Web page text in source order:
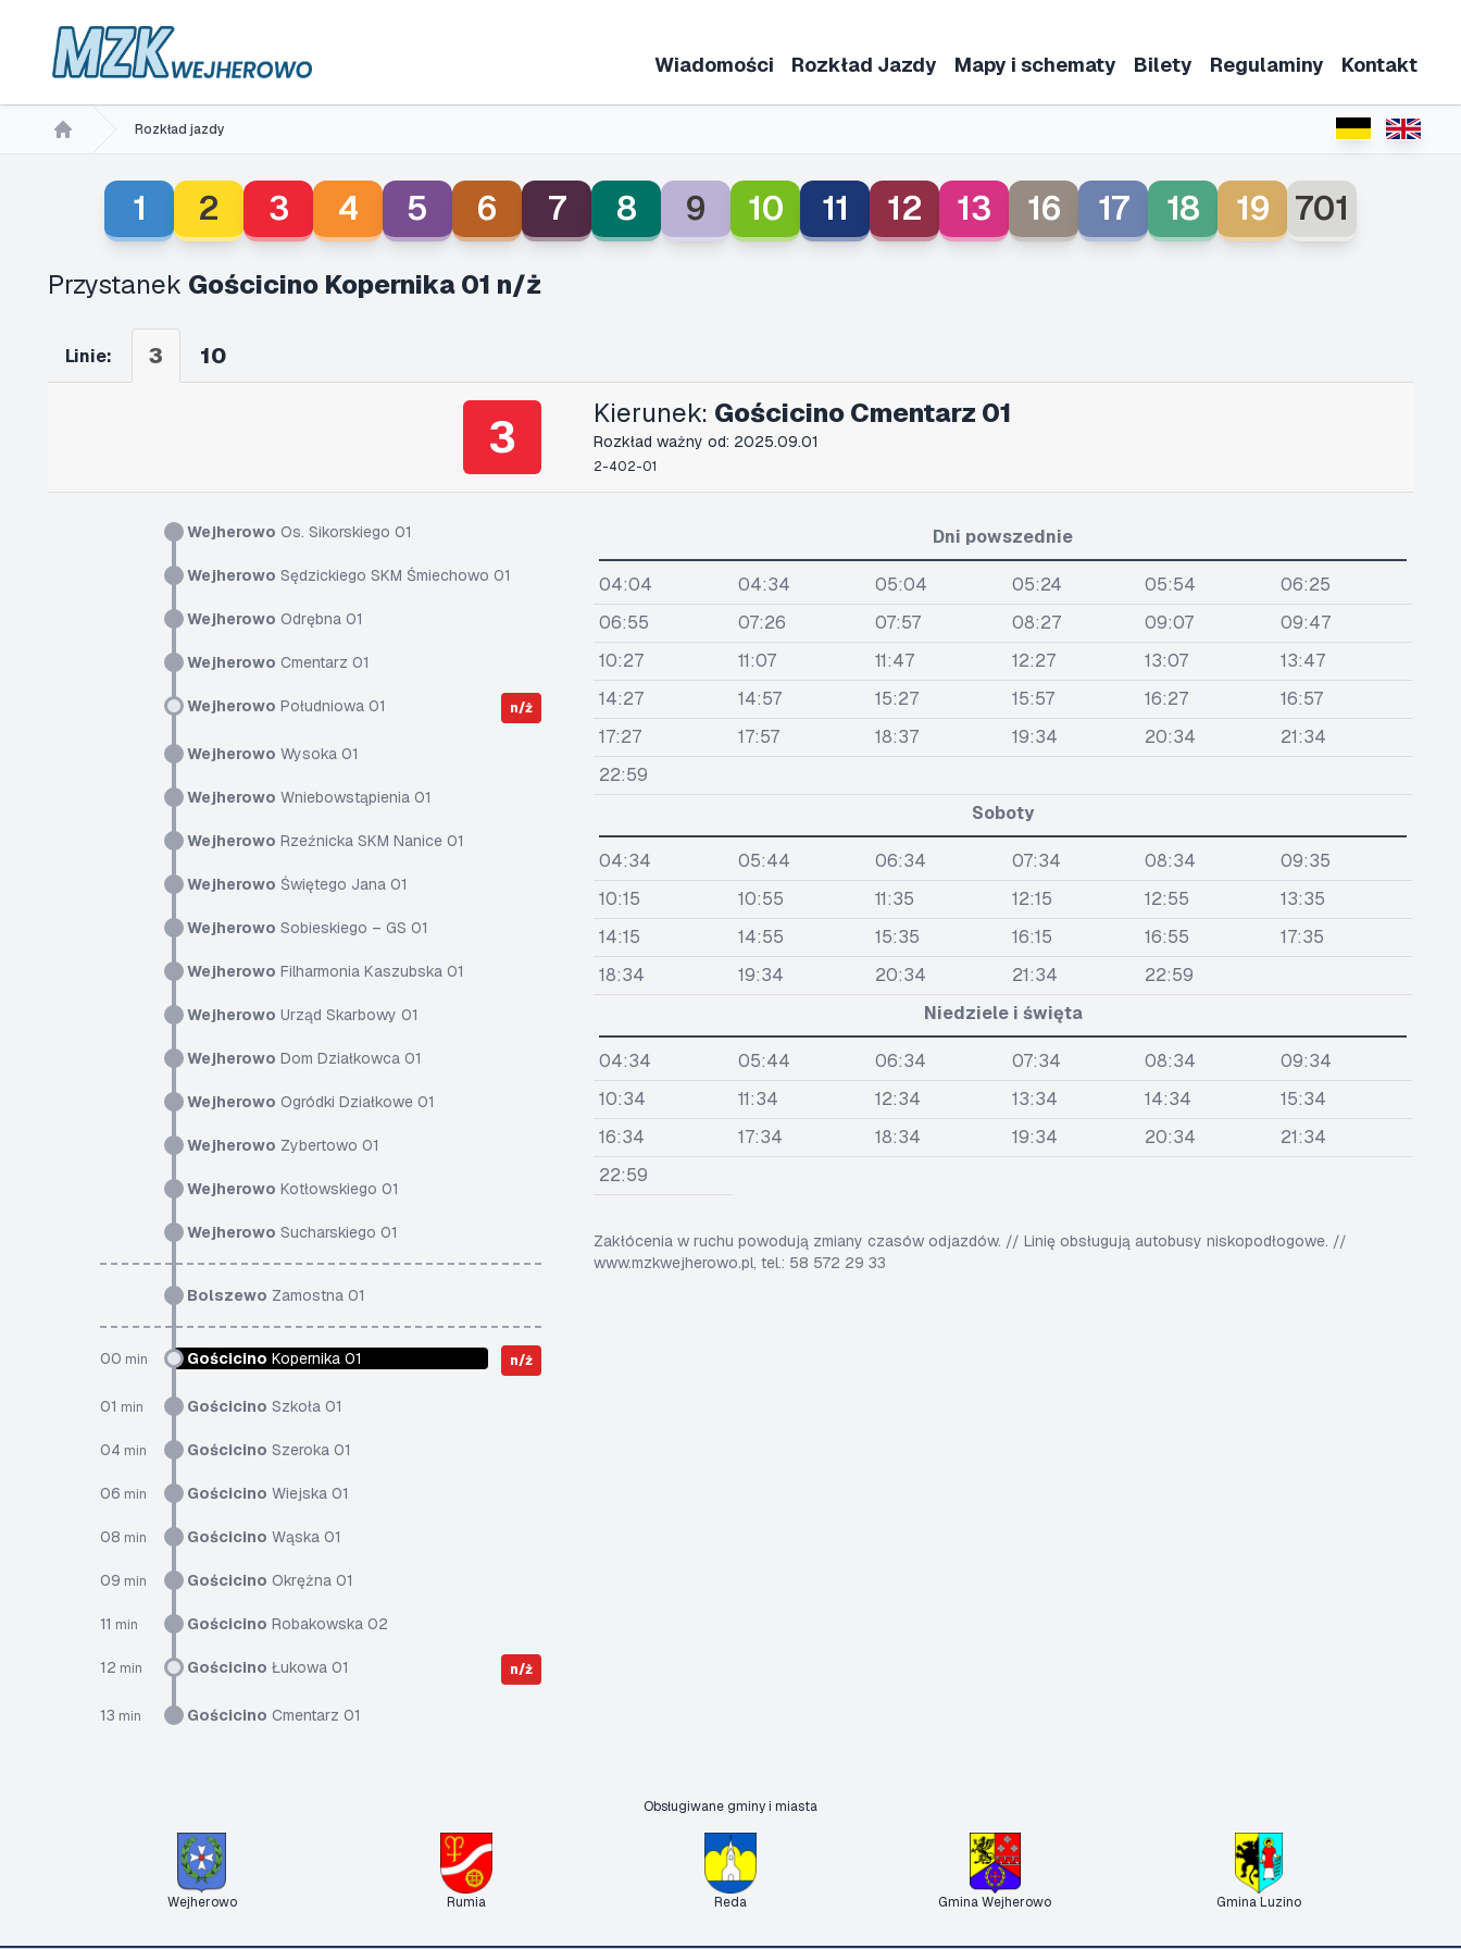
Wiadomości Rozkład Jazdy Mapy i schematy Bilety Regulaminy Kontakt
Rozkład jazdy
1 2 3 4 5 6 7 8 9 10 11 12 13 16 17 18 19 701
Przystanek Gościcino Kopernika 01 n/ż
Linie: 3 10
3 Kierunek: Gościcino Cmentarz 01
Rozkład ważny od: 2025.09.01
2-402-01
Wejherowo Os. Sikorskiego 01
Wejherowo Sędzickiego SKM Śmiechowo 01
Wejherowo Odrębna 01
Wejherowo Cmentarz 01
Wejherowo Południowa 01 n/ż
Wejherowo Wysoka 01
Wejherowo Wniebowstąpienia 01
Wejherowo Rzeźnicka SKM Nanice 01
Wejherowo Świętego Jana 01
Wejherowo Sobieskiego – GS 01
Wejherowo Filharmonia Kaszubska 01
Wejherowo Urząd Skarbowy 01
Wejherowo Dom Działkowca 01
Wejherowo Ogródki Działkowe 01
Wejherowo Zybertowo 01
Wejherowo Kotłowskiego 01
Wejherowo Sucharskiego 01
Bolszewo Zamostna 01
00 min Gościcino Kopernika 01 n/ż
01 min Gościcino Szkoła 01
04 min Gościcino Szeroka 01
06 min Gościcino Wiejska 01
08 min Gościcino Wąska 01
09 min Gościcino Okrężna 01
11 min Gościcino Robakowska 02
12 min Gościcino Łukowa 01 n/ż
13 min Gościcino Cmentarz 01
Dni powszednie
04:04 04:34 05:04 05:24 05:54
06:25
06:55
07:26 07:57 08:27 09:07
09:47
10:27
11:07 11:47 12:27 13:07
13:47
14:27
14:57 15:27 15:57 16:27
16:57
17:27
17:57 18:37 19:34 20:34
21:34
22:59
Soboty
04:34 05:44 06:34 07:34 08:34
09:35
10:15
10:55 11:35 12:15 12:55
13:35
14:15
14:55 15:35 16:15 16:55
17:35
18:34
19:34 20:34 21:34
22:59
Niedziele i święta
04:34 05:44 06:34 07:34 08:34
09:34
10:34
11:34 12:34 13:34 14:34
15:34
16:34
17:34 18:34 19:34 20:34
21:34
22:59
Zakłócenia w ruchu powodują zmiany czasów odjazdów. // Linię obsługują autobusy niskopodłogowe. //
www.mzkwejherowo.pl, tel.: 58 572 29 33
Obsługiwane gminy i miasta
Wejherowo Rumia Reda Gmina Wejherowo Gmina Luzino